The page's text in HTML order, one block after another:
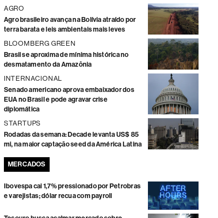
AGRO
Agro brasileiro avança na Bolívia atraído por
terra barata e leis ambientais mais leves
BLOOMBERG GREEN
Brasil se aproxima de mínima histórica no
desmatamento da Amazônia
INTERNACIONAL
Senado americano aprova embaixador dos
EUA no Brasil e pode agravar crise
diplomática
STARTUPS
Rodadas da semana: Decade levanta US$ 85
mi, na maior captação seed da América Latina
MERCADOS
Ibovespa cai 1,7% pressionado por Petrobras
e varejistas; dólar recua com payroll